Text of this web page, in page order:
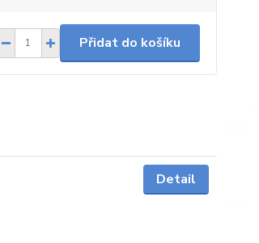
Přidat do košíku
Detail